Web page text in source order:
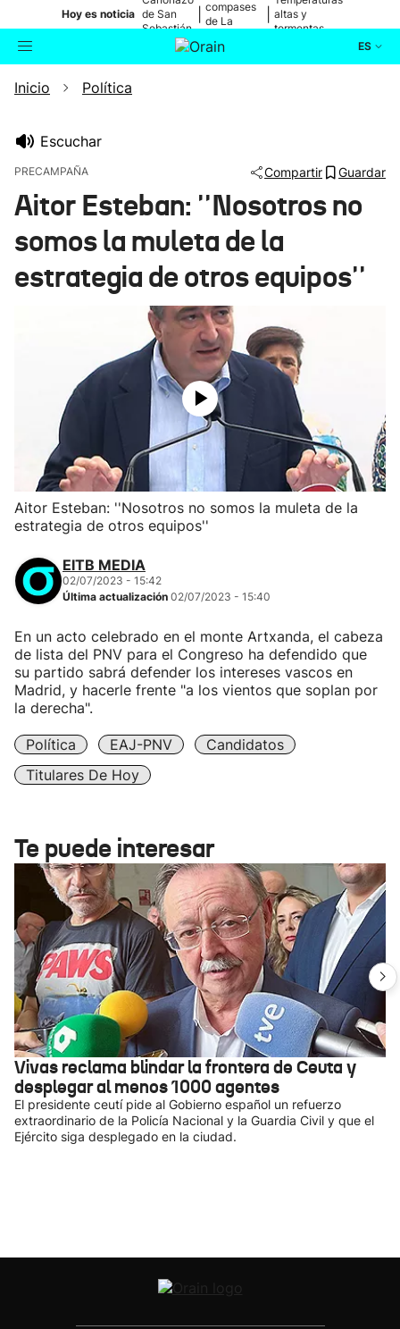
Hoy es noticia de San
Sebastián
compases
de La
altas y
tormentas
ES
Buscador
Ikusmiran
Eguraldia
Inicio Política
Escuchar
PRECAMPAÑA Compartir Guardar
Aitor Esteban: ''Nosotros no
somos la muleta de la
estrategia de otros equipos''
Aitor Esteban: ''Nosotros no somos la muleta de la
estrategia de otros equipos''
EITB MEDIA
02/07/2023 - 15:42
Última actualización 02/07/2023 - 15:40
En un acto celebrado en el monte Artxanda, el cabeza
de lista del PNV para el Congreso ha defendido que
su partido sabrá defender los intereses vascos en
Madrid, y hacerle frente "a los vientos que soplan por
la derecha".
Política EAJ-PNV
Candidatos
Titulares De Hoy
Te puede interesar
Vivas reclama blindar la frontera de Ceuta y
desplegar al menos 1000 agentes
El presidente ceutí pide al Gobierno español un refuerzo
extraordinario de la Policía Nacional y la Guardia Civil y que el
Ejército siga desplegado en la ciudad.